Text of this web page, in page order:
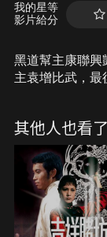
我的星等
影片給分
黑道幫主康聯興
主袁增比武，最
其復仇。劍淵接
下「五遁陣」
其他人也看了